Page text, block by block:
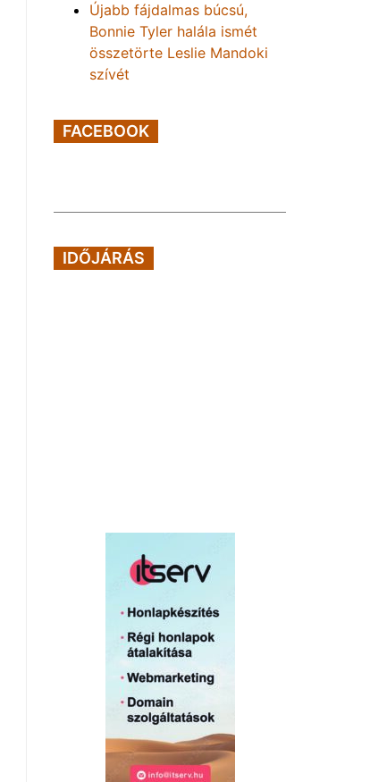
Újabb fájdalmas búcsú,
Bonnie Tyler halála ismét
összetörte Leslie Mandoki
szívét
FACEBOOK
IDŐJÁRÁS